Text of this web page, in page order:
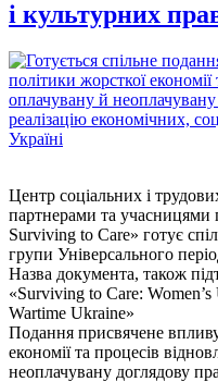
і культурних
Центр соціальних і
партнерами та учасницями
Surviving to Care» готує
групи Універсального
Назва документа, також
«Surviving to Care:
Wartime Ukraine»
Подання присвячене
економії та процесів
неоплачувану доглядову